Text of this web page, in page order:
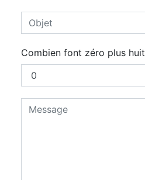
Combien font zéro plus huit